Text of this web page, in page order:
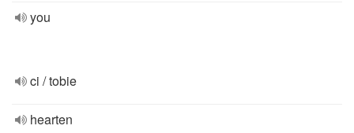
you
ci / tobie
hearten